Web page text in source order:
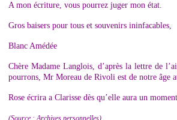
A mon écriture, vous pourrez juger mon état.
Gros baisers pour tous et souvenirs ininfacables,
Blanc Amédée
Chère Madame Langlois, d’après la lettre de
pourrons, Mr Moreau de Rivoli est de notre âge
Rose écrira a Clarisse dès qu’elle aura un
(Source : Archives personnelles)